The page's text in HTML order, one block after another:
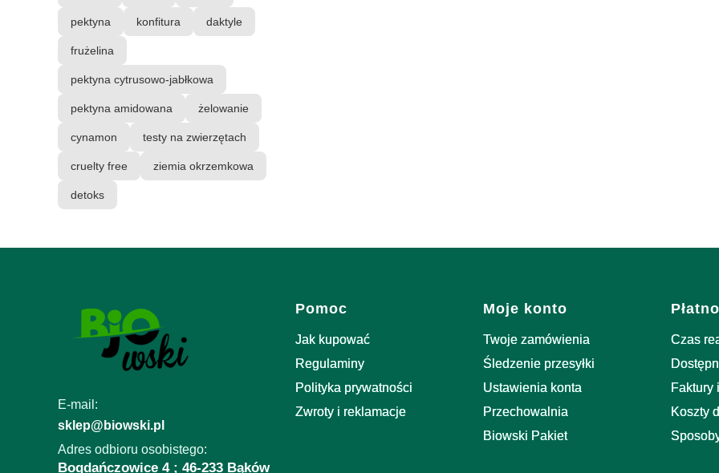
pektyna konfitura daktyle
frużelina
pektyna cytrusowo-jabłkowa
pektyna amidowana żelowanie
cynamon testy na zwierzętach
cruelty free ziemia okrzemkowa
detoks
E-mail:
sklep@biowski.pl
Adres odbioru osobistego:
Bogdańczowice 4 ; 46-233 Bąków
Linki w stopce
Pomoc
Jak kupować
Regulaminy
Polityka prywatności
Zwroty i reklamacje
Moje konto
Twoje zamówienia
Śledzenie przesyłki
Ustawienia konta
Przechowalnia
Biowski Pakiet
Czas
Faktury
Koszty